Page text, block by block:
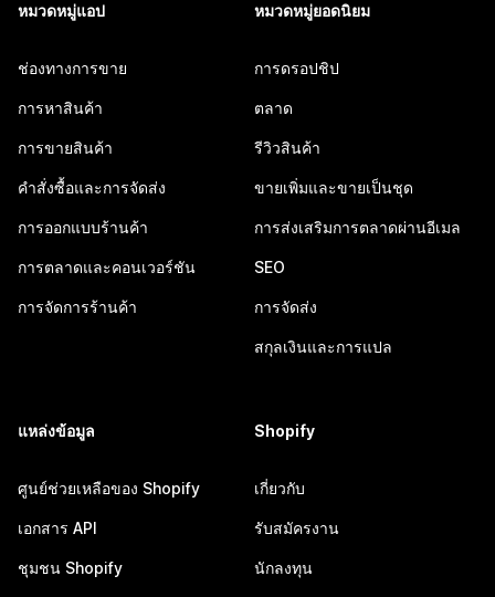
หมวดหมู่แอป
ช่องทางการขาย
การหาสินค้า
การขายสินค้า
คำสั่งซื้อและการจัดส่ง
การออกแบบร้านค้า
การตลาดและคอนเวอร์ชัน
การจัดการร้านค้า
หมวดหมู่ยอดนิยม
การดรอปชิป
ตลาด
รีวิวสินค้า
ขายเพิ่มและขายเป็นชุด
การส่งเสริมการตลาดผ่านอีเมล
SEO
การจัดส่ง
สกุลเงินและการแปล
แหล่งข้อมูล
ศูนย์ช่วยเหลือของ Shopify
เอกสาร API
ชุมชน Shopify
Shopify
เกี่ยวกับ
รับสมัครงาน
นักลงทุน